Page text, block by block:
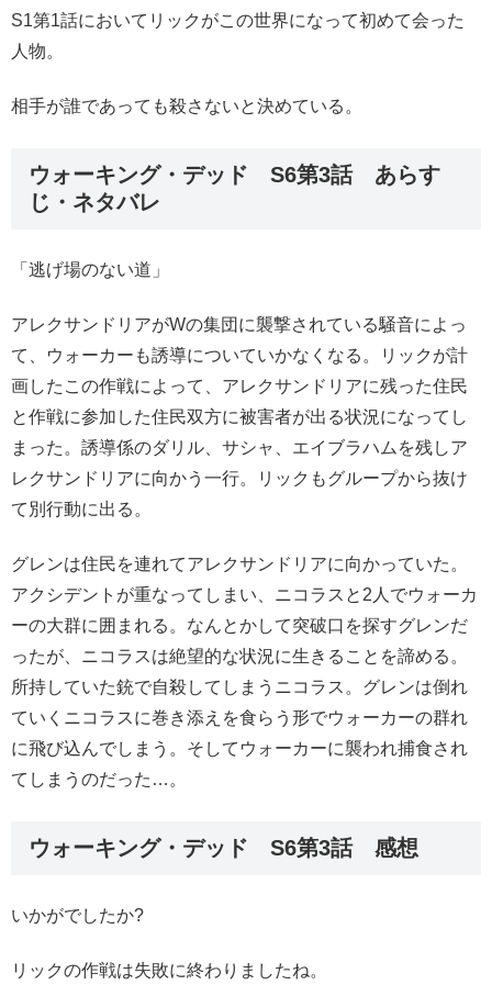
S1第1話においてリックがこの世界になって初めて会った
人物。
相手が誰であっても殺さないと決めている。
ウォーキング・デッド S6第3話 あらす
じ・ネタバレ
「逃げ場のない道」
アレクサンドリアがWの集団に襲撃されている騒音によっ
て、ウォーカーも誘導についていかなくなる。リックが計
画したこの作戦によって、アレクサンドリアに残った住民
と作戦に参加した住民双方に被害者が出る状況になってし
まった。誘導係のダリル、サシャ、エイブラハムを残しア
レクサンドリアに向かう一行。リックもグループから抜け
て別行動に出る。
グレンは住民を連れてアレクサンドリアに向かっていた。
アクシデントが重なってしまい、ニコラスと2人でウォーカ
ーの大群に囲まれる。なんとかして突破口を探すグレンだ
ったが、ニコラスは絶望的な状況に生きることを諦める。
所持していた銃で自殺してしまうニコラス。グレンは倒れ
ていくニコラスに巻き添えを食らう形でウォーカーの群れ
に飛び込んでしまう。そしてウォーカーに襲われ捕食され
てしまうのだった…。
ウォーキング・デッド S6第3話 感想
いかがでしたか?
リックの作戦は失敗に終わりましたね。